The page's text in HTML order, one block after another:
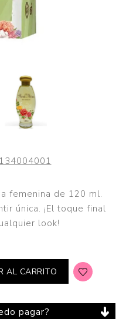
femenina de 120 ml.
única. ¡El toque final
look!
AL CARRITO
pagar?